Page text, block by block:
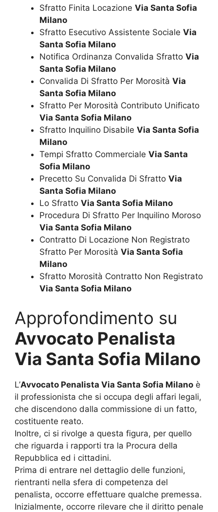
Sfratto Finita Locazione Via Santa Sofia
Milano
Sfratto Esecutivo Assistente Sociale Via
Santa Sofia Milano
Notifica Ordinanza Convalida Sfratto Via
Santa Sofia Milano
Convalida Di Sfratto Per Morosità Via
Santa Sofia Milano
Sfratto Per Morosità Contributo Unificato
Via Santa Sofia Milano
Sfratto Inquilino Disabile Via Santa Sofia
Milano
Tempi Sfratto Commerciale Via Santa
Sofia Milano
Precetto Su Convalida Di Sfratto Via
Santa Sofia Milano
Lo Sfratto Via Santa Sofia Milano
Procedura Di Sfratto Per Inquilino Moroso
Via Santa Sofia Milano
Contratto Di Locazione Non Registrato
Sfratto Per Morosità Via Santa Sofia
Milano
Sfratto Morosità Contratto Non Registrato
Via Santa Sofia Milano
Approfondimento su
Avvocato Penalista
Via Santa Sofia Milano
L’Avvocato Penalista Via Santa Sofia Milano è
il professionista che si occupa degli affari legali,
che discendono dalla commissione di un fatto,
costituente reato.
Inoltre, ci si rivolge a questa figura, per quello
che riguarda i rapporti tra la Procura della
Repubblica ed i cittadini.
Prima di entrare nel dettaglio delle funzioni,
rientranti nella sfera di competenza del
penalista, occorre effettuare qualche premessa.
Inizialmente, occorre rilevare che il diritto penale